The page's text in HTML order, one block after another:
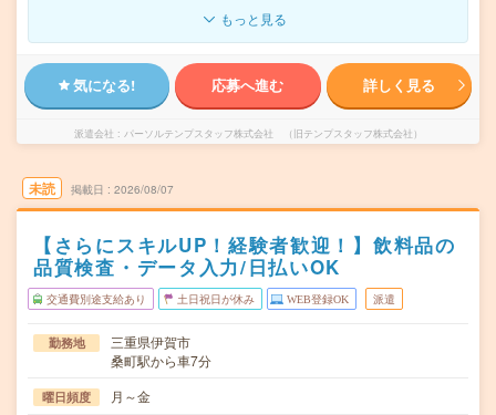
もっと見る
気になる! 応募へ進む 詳しく見る
派遣会社 パーソルテンプスタッフ株式会社 （旧テンプスタッフ株式会社）
未読 掲載日 2026/08/07
【さらにスキルUP！経験者歓迎！】飲料品の
品質検査・データ入力/日払いOK
交通費別途支給あり 土日祝日が休み WEB登録OK 派遣
勤務地
三重県伊賀市
桑町駅から車7分
曜日頻度 月～金